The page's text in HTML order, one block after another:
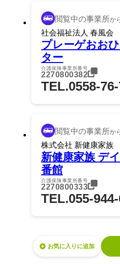
閲覧中の事業所か
社会福祉法人 春風会
プレーゲおお
ター
介護保険事業所番号
2270800382
TEL.0558-
閲覧中の事業所か
株式会社 新健康家族
新健康家族 デ
番館
介護保険事業所番号
2270800333
TEL.055-
お気に入り